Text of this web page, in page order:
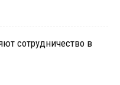
сотрудничество в